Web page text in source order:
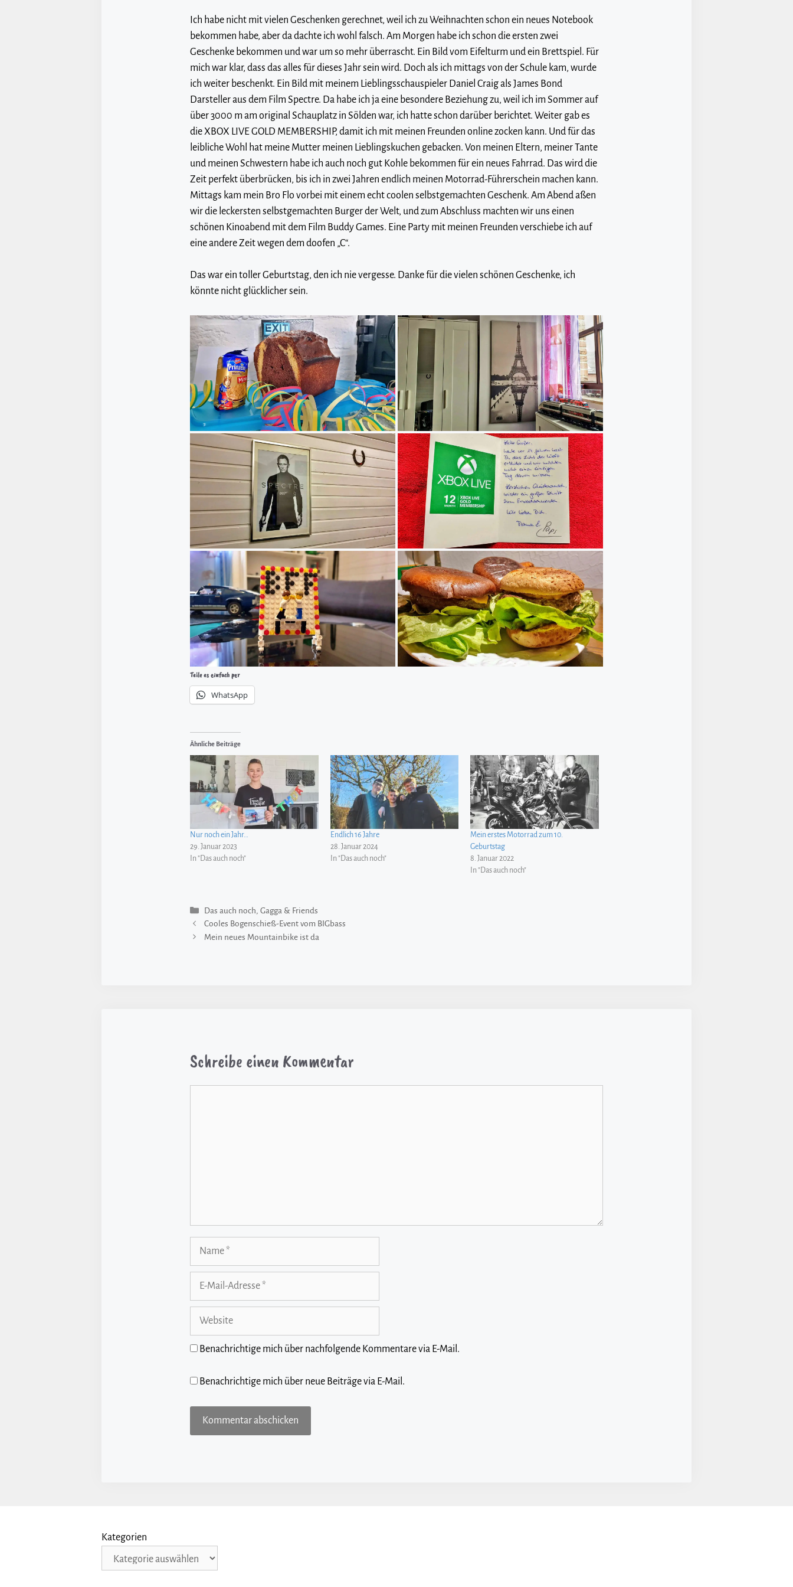
Ich habe nicht mit vielen Geschenken gerechnet, weil ich zu Weihnachten schon ein neues Notebook
bekommen habe, aber da dachte ich wohl falsch. Am Morgen habe ich schon die ersten zwei
Geschenke bekommen und war um so mehr überrascht. Ein Bild vom Eifelturm und ein Brettspiel. Für
mich war klar, dass das alles für dieses Jahr sein wird. Doch als ich mittags von der Schule kam, wurde
ich weiter beschenkt. Ein Bild mit meinem Lieblingsschauspieler Daniel Craig als James Bond
Darsteller aus dem Film Spectre. Da habe ich ja eine besondere Beziehung zu, weil ich im Sommer auf
über 3000 m am original Schauplatz in Sölden war, ich hatte schon darüber berichtet. Weiter gab es
die XBOX LIVE GOLD MEMBERSHIP, damit ich mit meinen Freunden online zocken kann. Und für das
leibliche Wohl hat meine Mutter meinen Lieblingskuchen gebacken. Von meinen Eltern, meiner Tante
und meinen Schwestern habe ich auch noch gut Kohle bekommen für ein neues Fahrrad. Das wird die
Zeit perfekt überbrücken, bis ich in zwei Jahren endlich meinen Motorrad-Führerschein machen kann.
Mittags kam mein Bro Flo vorbei mit einem echt coolen selbstgemachten Geschenk. Am Abend aßen
wir die leckersten selbstgemachten Burger der Welt, und zum Abschluss machten wir uns einen
schönen Kinoabend mit dem Film Buddy Games. Eine Party mit meinen Freunden verschiebe ich auf
eine andere Zeit wegen dem doofen „C“.
Das war ein toller Geburtstag, den ich nie vergesse. Danke für die vielen schönen Geschenke, ich
könnte nicht glücklicher sein.
Teile es einfach per
WhatsApp
Ähnliche Beiträge
Nur noch ein Jahr…
29. Januar 2023
In "Das auch noch"
Endlich 16 Jahre
28. Januar 2024
In "Das auch noch"
Mein erstes Motorrad zum 10.
Geburtstag
8. Januar 2022
In "Das auch noch"
Kategorien
Das auch noch,Gagga & Friends
Cooles Bogenschieß-Event vom BIGbass
Mein neues Mountainbike ist da
Schreibe einen Kommentar
Adresse
Website
Benachrichtige mich über nachfolgende Kommentare via E-Mail.
Benachrichtige mich über neue Beiträge via E-Mail.
Kategorien